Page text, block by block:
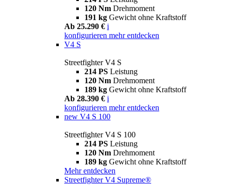
120 Nm Drehmoment
191 kg Gewicht ohne Kraftstoff
Ab 25.290 € i
konfigurieren mehr entdecken
V4 S
Streetfighter V4 S
214 PS Leistung
120 Nm Drehmoment
189 kg Gewicht ohne Kraftstoff
Ab 28.390 € i
konfigurieren mehr entdecken
new V4 S 100
Streetfighter V4 S 100
214 PS Leistung
120 Nm Drehmoment
189 kg Gewicht ohne Kraftstoff
Mehr entdecken
Streetfighter V4 Supreme®